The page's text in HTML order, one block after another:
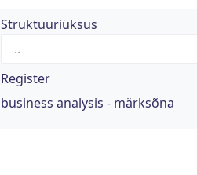
Struktuuriüksus
Register
business analysis - märksõna